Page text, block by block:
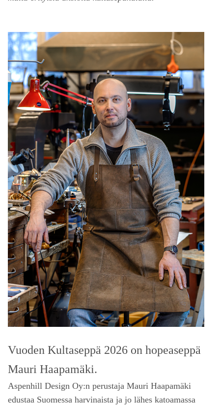
Vuoden Kultaseppä 2026 on hopeaseppä
Mauri Haapamäki.
Aspenhill Design Oy:n perustaja Mauri Haapamäki
edustaa Suomessa harvinaista ja jo lähes katoamassa